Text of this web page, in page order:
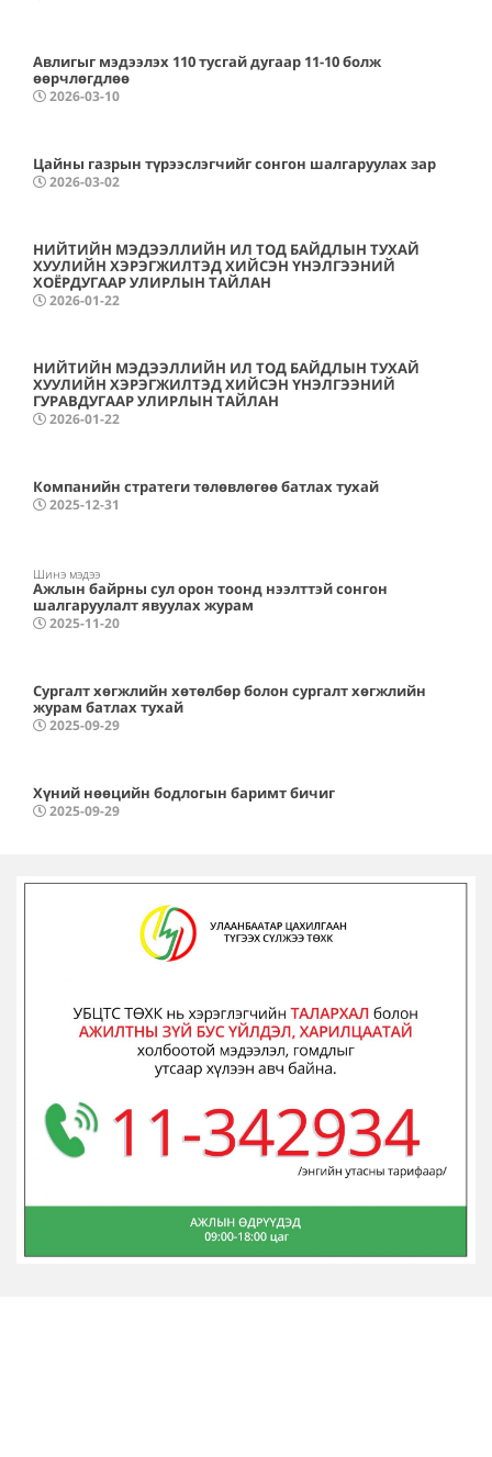
Авлигыг мэдээлэх 110 тусгай дугаар 11-10 болж
өөрчлөгдлөө
2026-03-10
Цайны газрын түрээслэгчийг сонгон шалгаруулах зар
2026-03-02
НИЙТИЙН МЭДЭЭЛЛИЙН ИЛ ТОД БАЙДЛЫН ТУХАЙ
ХУУЛИЙН ХЭРЭГЖИЛТЭД ХИЙСЭН ҮНЭЛГЭЭНИЙ
ХОЁРДУГААР УЛИРЛЫН ТАЙЛАН
2026-01-22
НИЙТИЙН МЭДЭЭЛЛИЙН ИЛ ТОД БАЙДЛЫН ТУХАЙ
ХУУЛИЙН ХЭРЭГЖИЛТЭД ХИЙСЭН ҮНЭЛГЭЭНИЙ
ГУРАВДУГААР УЛИРЛЫН ТАЙЛАН
2026-01-22
Компанийн стратеги төлөвлөгөө батлах тухай
2025-12-31
Шинэ мэдээ
Ажлын байрны сул орон тоонд нээлттэй сонгон
шалгаруулалт явуулах журам
2025-11-20
Сургалт хөгжлийн хөтөлбөр болон сургалт хөгжлийн
журам батлах тухай
2025-09-29
Хүний нөөцийн бодлогын баримт бичиг
2025-09-29